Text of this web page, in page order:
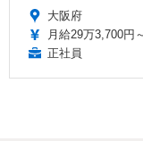
大阪府
月給29万3,700円
正社員